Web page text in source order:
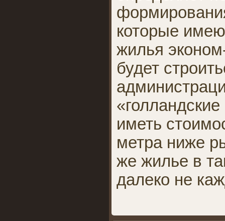
которые
жилья
будет
иметь
метра ниже
же жилье в
далеко не